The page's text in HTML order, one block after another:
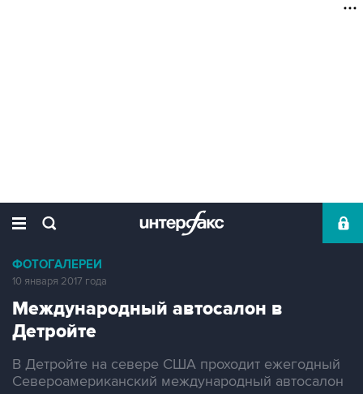
ФОТОГАЛЕРЕИ
10 января 2017 года
Международный автосалон в
Детройте
В Детройте на севере США проходит ежегодный
Североамериканский международный автосалон